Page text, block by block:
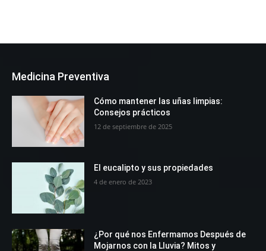
Medicina Preventiva
Cómo mantener las uñas limpias:
Consejos prácticos
12 de septiembre de 2025
El eucalipto y sus propiedades
4 de enero de 2023
¿Por qué nos Enfermamos Después de
Mojarnos con la Lluvia? Mitos y